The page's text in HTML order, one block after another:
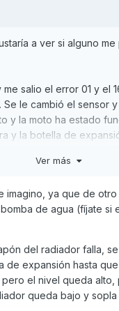
a ver si alguno
salio el error 01 y el
le cambió el sensor
y la moto ha estado
y la botella de
lo menos que haya
y no parece que
aunque espero
si tengo que hacer
de ser
y modificaciones.
Ver más
imagino, ya que de
de agua (fíjate si
del radiador falla,
expansión hasta
el nivel queda
queda bajo y